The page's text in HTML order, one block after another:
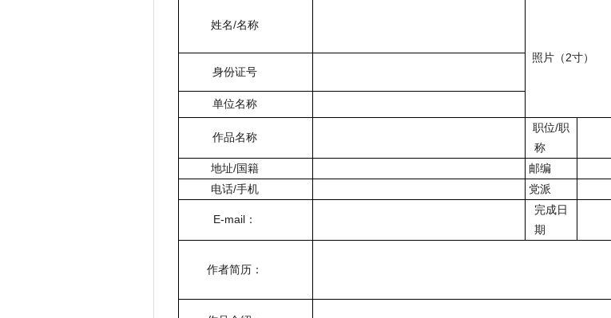
姓名/名称
照片（2寸）
身份证号
单位名称
作品名称
职位/职
称
地址/国籍
邮编
电话/手机
党派
E-mail：
完成日
期
作者简历：